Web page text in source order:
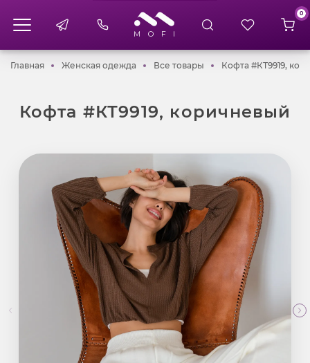
0
ГлавнаяГлавнаяЖенская одежда Женская одежда
Все товары Все товары
Кофта #КТ9919,
Кофта #КТ9919, коричневый